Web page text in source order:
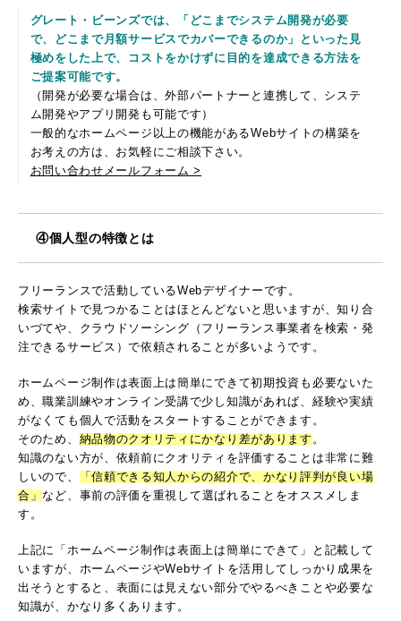
グレート・ビーンズでは、「どこまでシステム開発が必要
で、どこまで月額サービスでカバーできるのか」といった見
極めをした上で、コストをかけずに目的を達成できる方法を
ご提案可能です。
（開発が必要な場合は、外部パートナーと連携して、システ
ム開発やアプリ開発も可能です）
一般的なホームページ以上の機能があるWebサイトの構築を
お考えの方は、お気軽にご相談下さい。
お問い合わせメールフォーム >
④個人型の特徴とは
フリーランスで活動しているWebデザイナーです。
検索サイトで見つかることはほとんどないと思いますが、知り合
いづてや、クラウドソーシング（フリーランス事業者を検索・発
注できるサービス）で依頼されることが多いようです。
ホームページ制作は表面上は簡単にできて初期投資も必要ないた
め、職業訓練やオンライン受講で少し知識があれば、経験や実績
がなくても個人で活動をスタートすることができます。
そのため、 納品物のクオリティにかなり差があります 。
知識のない方が、依頼前にクオリティを評価することは非常に難
しいので、
「信頼できる知人からの紹介で、かなり評判が良い場
合」など、事前の評価を重視して選ばれることをオススメしま
す。
上記に「ホームページ制作は表面上は簡単にできて」と記載して
いますが、ホームページやWebサイトを活用してしっかり成果を
出そうとすると、表面には見えない部分でやるべきことや必要な
知識が、かなり多くあります。